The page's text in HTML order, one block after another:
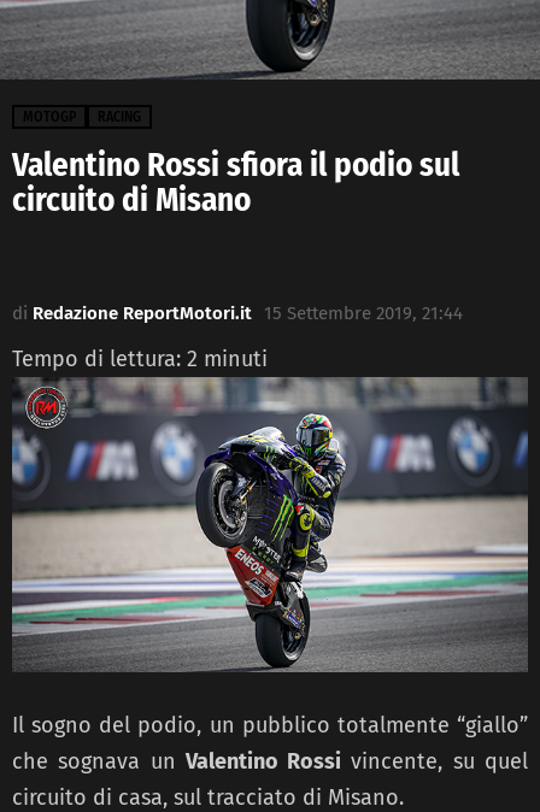
MOTOGP RACING
Valentino Rossi sfiora il podio sul
circuito di Misano
di Redazione ReportMotori.it 15 Settembre 2019, 21:44
Tempo di lettura: 2 minuti
Il sogno del podio, un pubblico totalmente “giallo”
che sognava un Valentino Rossi vincente, su quel
circuito di casa, sul tracciato di Misano.